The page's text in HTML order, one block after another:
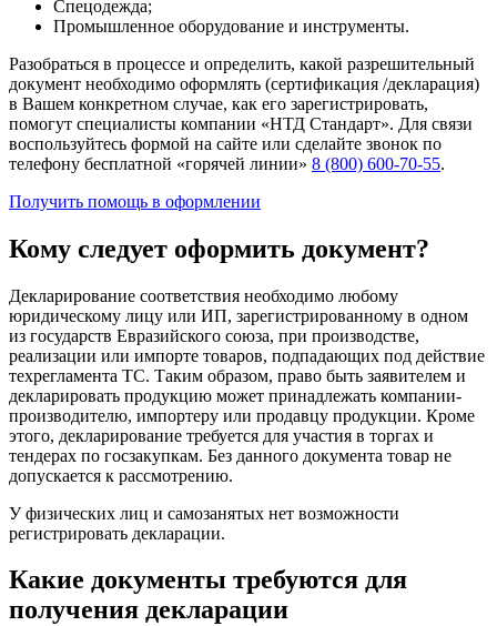
Спецодежда;
Промышленное оборудование и инструменты.
Разобраться в процессе и определить, какой разрешительный
документ необходимо оформлять (сертификация /декларация)
в Вашем конкретном случае, как его зарегистрировать,
помогут специалисты компании «НТД Стандарт». Для связи
воспользуйтесь формой на сайте или сделайте звонок по
телефону бесплатной «горячей линии» 8 (800) 600-70-55.
Получить помощь в оформлении
Кому следует оформить документ?
Декларирование соответствия необходимо любому
юридическому лицу или ИП, зарегистрированному в одном
из государств Евразийского союза, при производстве,
реализации или импорте товаров, подпадающих под действие
техрегламента ТС. Таким образом, право быть заявителем и
декларировать продукцию может принадлежать компании-
производителю, импортеру или продавцу продукции. Кроме
этого, декларирование требуется для участия в торгах и
тендерах по госзакупкам. Без данного документа товар не
допускается к рассмотрению.
У физических лиц и самозанятых нет возможности
регистрировать декларации.
Какие документы требуются для
получения декларации